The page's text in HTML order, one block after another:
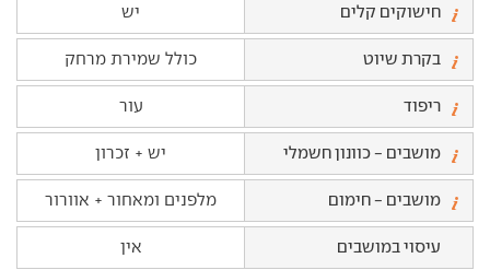
חישוקים קלים יש
בקרת שיוט כולל שמירת מרחק
ריפוד עור
מושבים - כוונון חשמלי יש + זכרון
מושבים - חימום מלפנים ומאחור + אוורור
עיסוי במושבים אין